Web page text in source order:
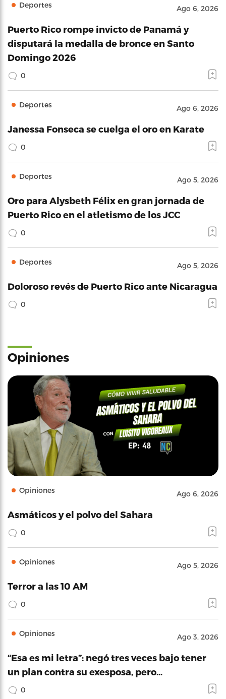
Deportes Ago 6, 2026
Puerto Rico rompe invicto de Panamá y
disputará la medalla de bronce en Santo
Domingo 2026
0
Deportes Ago 6, 2026
Janessa Fonseca se cuelga el oro en Karate
0
Deportes Ago 5, 2026
Oro para Alysbeth Félix en gran jornada de
Puerto Rico en el atletismo de los JCC
0
Deportes Ago 5, 2026
Doloroso revés de Puerto Rico ante Nicaragua
0
Opiniones
Opiniones Ago 6, 2026
Asmáticos y el polvo del Sahara
0
Opiniones Ago 5, 2026
Terror a las 10 AM
0
Opiniones Ago 3, 2026
“Esa es mi letra”: negó tres veces bajo tener
un plan contra su exesposa, pero…
0